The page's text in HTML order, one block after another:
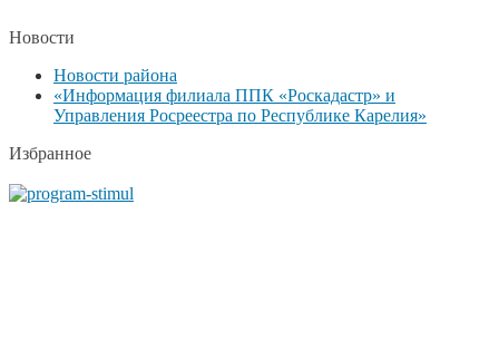
Новости
Новости района
«Информация филиала ППК «Роскадастр» и
Управления Росреестра по Республике Карелия»
Избранное